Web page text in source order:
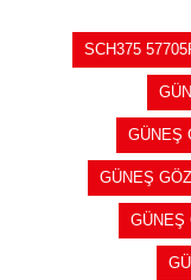
SCH375
GÜNEŞ
GÜNEŞ
GÜNEŞ